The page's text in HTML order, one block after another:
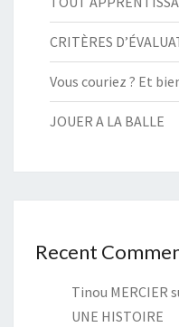
CRITÈRES
Vous couriez ? Et
JOUER A LA BALLE
Recent
Tinou MERCIER
UNE HISTOIRE